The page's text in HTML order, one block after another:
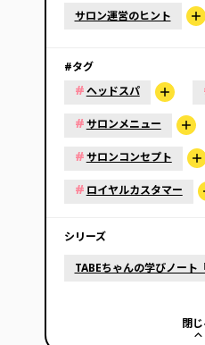
サロン運営のヒント
#タグ
#ヘッドスパ
#サロンメニュー
#サロンコンセプト
# ロイヤルカスタマー
シリーズ
TABEちゃんの学びノート
閉